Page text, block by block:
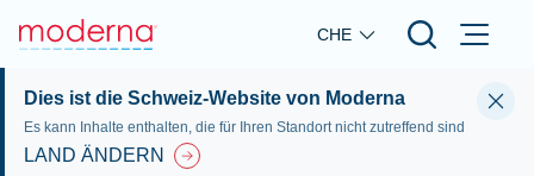
Skip to main content
CHE
Dies ist die Schweiz-Website von Moderna
Es kann Inhalte enthalten, die für Ihren Standort nicht zutreffend sind
LAND ÄNDERN